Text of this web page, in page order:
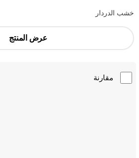
خشب الدردار
عرض المنتج
مقارنة